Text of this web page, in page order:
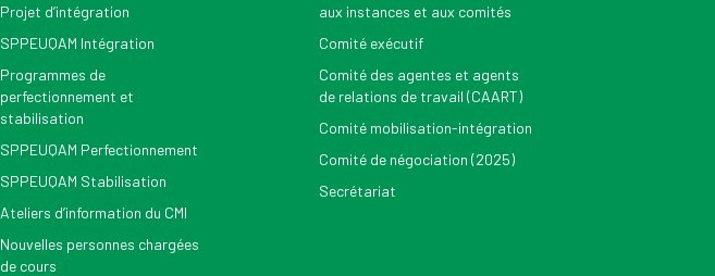
Projet d’intégration
SPPEUQAM Intégration
Programmes de
perfectionnement et
stabilisation
SPPEUQAM Perfectionnement
SPPEUQAM Stabilisation
Ateliers d’information du CMI
Nouvelles personnes chargées
de cours
aux instances et aux comités
Comité exécutif
Comité des agentes et agents
de relations de travail (CAART)
Comité mobilisation-intégration
Comité de négociation (2025)
Secrétariat